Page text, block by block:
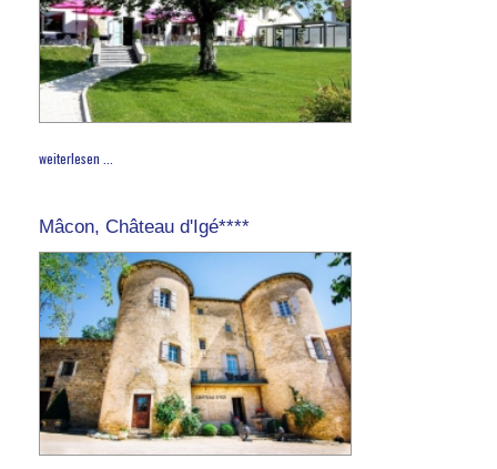
weiterlesen ...
Mâcon, Château d'Igé****